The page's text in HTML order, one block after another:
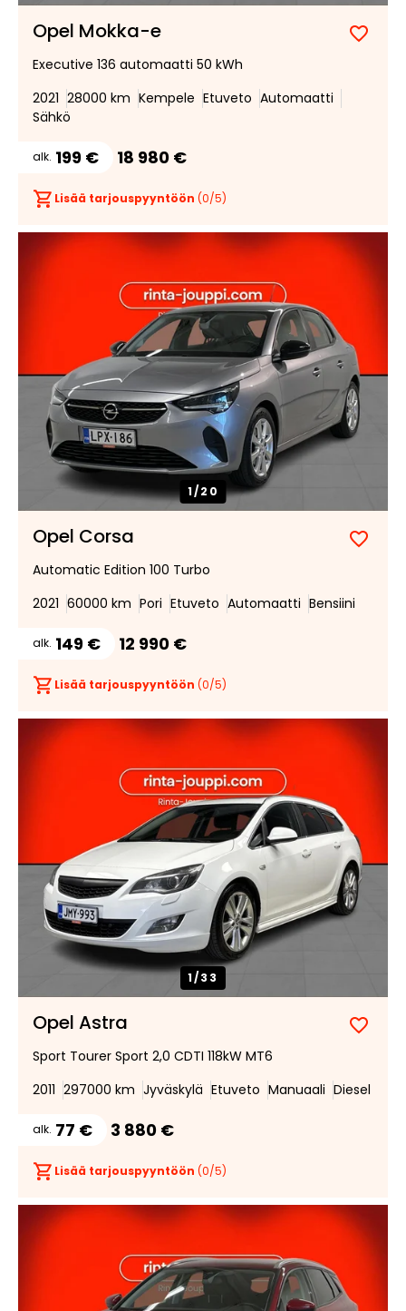
Opel Mokka-e
Lisää
Executive 136 automaatti 50 kWh
2021 28000 km Kempele Etuveto Automaatti
Sähkö
alk. 199 € 18 980 €
Lisää tarjouspyyntöön (0/5)
1/20
Opel Corsa
Lisää
Automatic Edition 100 Turbo
2021 60000 km Pori Etuveto Automaatti Bensiini
alk. 149 € 12 990 €
Lisää tarjouspyyntöön (0/5)
1/33
Opel Astra
Lisää
Sport Tourer Sport 2,0 CDTI 118kW MT6
2011 297000 km Jyväskylä Etuveto Manuaali Diesel
alk. 77 € 3 880 €
Lisää tarjouspyyntöön (0/5)